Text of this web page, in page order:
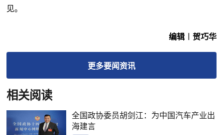
见。
编辑︱贺巧华
更多要闻资讯
相关阅读
全国政协委员胡剑江：为中国汽车产业出
海建言